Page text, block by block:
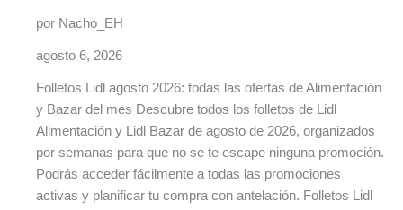
por Nacho_EH
agosto 6, 2026
Folletos Lidl agosto 2026: todas las ofertas de Alimentación
y Bazar del mes Descubre todos los folletos de Lidl
Alimentación y Lidl Bazar de agosto de 2026, organizados
por semanas para que no se te escape ninguna promoción.
Podrás acceder fácilmente a todas las promociones
activas y planificar tu compra con antelación. Folletos Lidl